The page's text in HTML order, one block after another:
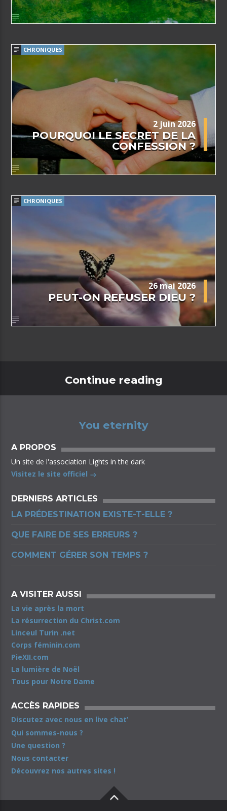
CHRONIQUES
2 juin 2026
POURQUOI LE SECRET DE LA
CONFESSION ?
CHRONIQUES
26 mai 2026
PEUT-ON REFUSER DIEU ?
Continue reading
You eternity
A PROPOS
Un site de l'association Lights in the dark
Visitez le site officiel
DERNIERS ARTICLES
LA PRÉDESTINATION EXISTE-T-ELLE ?
QUE FAIRE DE SES ERREURS ?
COMMENT GÉRER SON TEMPS ?
A VISITER AUSSI
La vie après la mort
La résurrection du Christ.com
Linceul Turin .net
Corps féminin.com
PieXII.com
La lumière de Noël
Tous pour Notre Dame
ACCÈS RAPIDES
Discutez avec nous en live chat’
Qui sommes-nous ?
Une question ?
Nous contacter
Découvrez nos autres sites !